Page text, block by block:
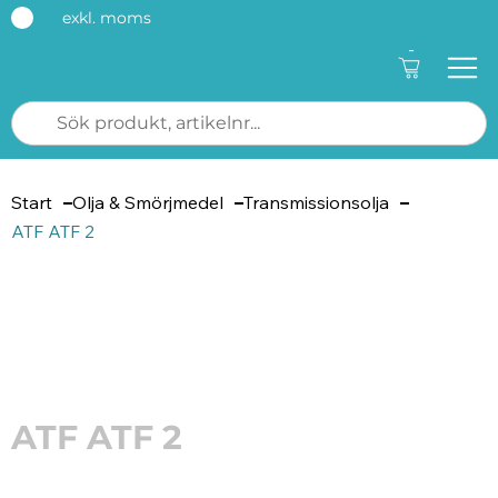
exkl. moms
-
Start Olja & Smörjmedel
Transmissionsolja
ATF ATF 2
ATF ATF 2